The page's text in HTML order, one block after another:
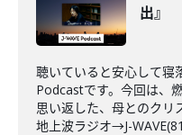
出』
聴いていると安心して寝
Podcastです。今回は、
思い返した、母とのク
地上波ラジオ→J-